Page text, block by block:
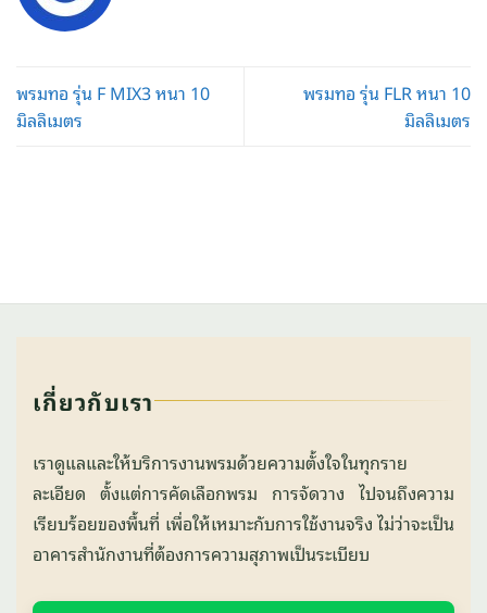
พรมทอ รุ่น F MIX3 หนา 10
มิลลิเมตร
พรมทอ รุ่น FLR หนา 10
มิลลิเมตร
เกี่ยวกับเรา
เราดูแลและให้บริการงานพรมด้วยความตั้งใจในทุกราย
ละเอียด ตั้งแต่การคัดเลือกพรม การจัดวาง ไปจนถึงความ
เรียบร้อยของพื้นที่ เพื่อให้เหมาะกับการใช้งานจริง ไม่ว่าจะเป็น
อาคารสำนักงานที่ต้องการความสุภาพเป็นระเบียบ